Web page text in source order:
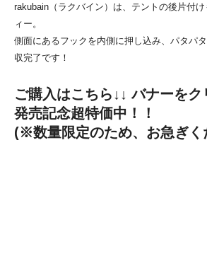
rakubain（ラクバイン） は、 テントの後片付
ィー 。
側面にあるフックを内側に押し込み、パタパ
収完了です！
ご購入はこちら↓↓ バナーをク
発売記念超特価中！！
(※数量限定のため、お急ぎく